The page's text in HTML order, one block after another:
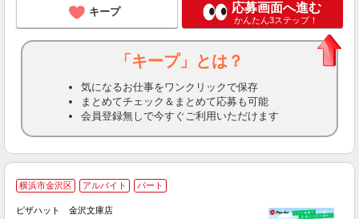
キープ 応募画面へ進む
かんたん3ステップ！
「キープ」とは？
気になるお仕事をワンクリックで保存
まとめてチェック＆まとめて応募も可能
会員登録無しで今すぐご利用いただけます
横浜市金沢区 アルバイト パート
ピザハット 金沢文庫店